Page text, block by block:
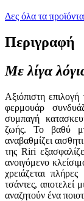
Δες όλα τα
Περιγραφή
Με λίγα
Αξιόπιστη
φερμουάρ
συμπαγή
ζωής. Το βαθύ
αναβαθμίζει
της Riri
ανοιγόμενο
χρειάζεται
τσάντες, αποτελεί
αναζητούν ένα